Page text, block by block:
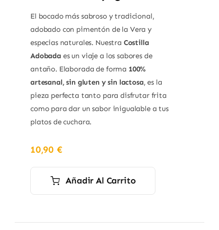
El bocado más sabroso y tradicional,
adobado con pimentón de la Vera y
especias naturales. Nuestra Costilla
Adobadaes un viaje a los sabores de
antaño. Elaborada de forma 100%
artesanal, sin gluten y sin lactosa, es la
pieza perfecta tanto para disfrutar frita
como para dar un sabor inigualable a tus
platos de cuchara.
10,90 €
Añadir Al Carrito